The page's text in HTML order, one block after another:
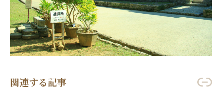
関連する記事